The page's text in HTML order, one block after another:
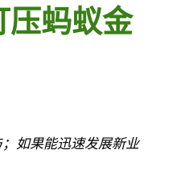
压蚂蚁金
如果能迅速发展新业